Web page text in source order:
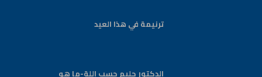
ترنيمة في هذا العيد
الدكتور حليم حسب اللة-ما هو